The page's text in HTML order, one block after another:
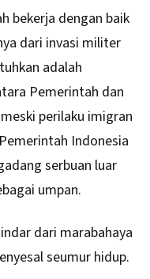
bekerja dengan baik
dari invasi militer
adalah
Pemerintah dan
perilaku imigran
Indonesia
serbuan luar
umpan.
dari marabahaya
seumur hidup.